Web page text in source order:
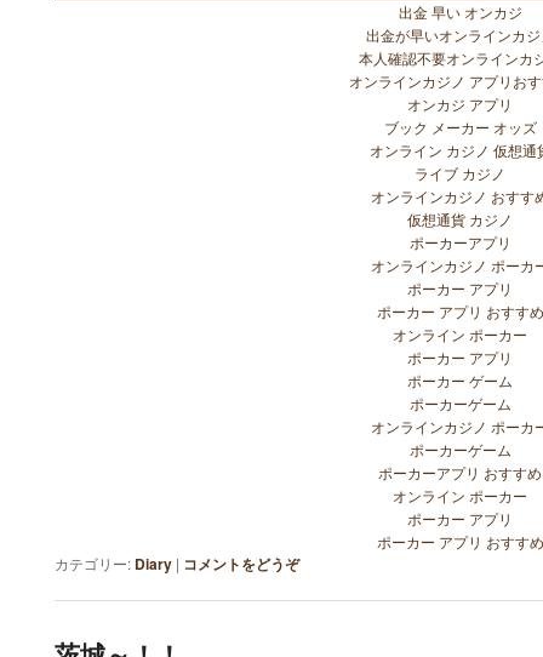
出金 早い オンカジ
出金が早いオンラインカ
本人確認不要オンラインカ
オンラインカジノ アプリお
オンカジ アプリ
ブック メーカー オッズ
オンライン カジノ 仮想通
ライブ カジノ
オンラインカジノ おすす
仮想通貨 カジノ
ポーカーアプリ
オンラインカジノ ポーカ
ポーカー アプリ
ポーカー アプリ おすすめ
オンライン ポーカー
ポーカー アプリ
ポーカー ゲーム
ポーカーゲーム
オンラインカジノ ポーカ
ポーカーゲーム
ポーカーアプリ おすすめ
オンライン ポーカー
ポーカー アプリ
ポーカー アプリ おすすめ
カテゴリー: Diary | コメントをどうぞ